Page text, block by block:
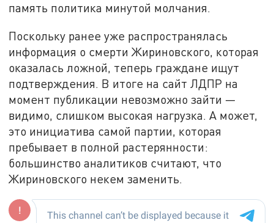
память политика минутой молчания.
Поскольку ранее уже распространялась
информация о смерти Жириновского, которая
оказалась ложной, теперь граждане ищут
подтверждения. В итоге на сайт ЛДПР на
момент публикации невозможно зайти —
видимо, слишком высокая нагрузка. А может,
это инициатива самой партии, которая
пребывает в полной растерянности:
большинство аналитиков считают, что
Жириновского некем заменить.